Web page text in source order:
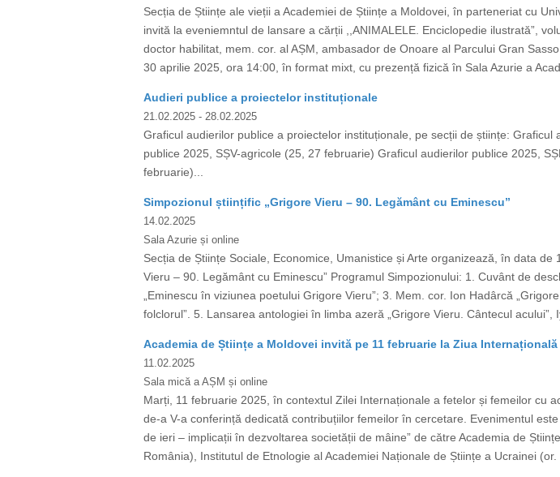
Secția de Științe ale vieții a Academiei de Științe a Moldovei, în parteneriat cu
invită la eveniemntul de lansare a cărții ,,ANIMALELE. Enciclopedie ilustrată”,
doctor habilitat, mem. cor. al AȘM, ambasador de Onoare al Parcului Gran
30 aprilie 2025, ora 14:00, în format mixt, cu prezență fizică în Sala Azurie a
Audieri publice a proiectelor instituționale
21.02.2025 - 28.02.2025
Graficul audierilor publice a proiectelor instituționale, pe secții de științe:
publice 2025, SȘV-agricole (25, 27 februarie) Graficul audierilor publice 2025,
februarie)...
Simpozionul științific „Grigore Vieru – 90. Legământ cu Eminescu”
14.02.2025
Sala Azurie și online
Secția de Științe Sociale, Economice, Umanistice și Arte organizează, în data
Vieru – 90. Legământ cu Eminescu” Programul Simpozionului: 1. Cuvânt de
„Eminescu în viziunea poetului Grigore Vieru”; 3. Mem. cor. Ion Hadârcă
folclorul”. 5. Lansarea antologiei în limba azeră „Grigore Vieru. Cântecul
Academia de Științe a Moldovei invită pe 11 februarie la Ziua
11.02.2025
Sala mică a AȘM și online
Marți, 11 februarie 2025, în contextul Zilei Internaționale a fetelor și femeilor cu
de-a V-a conferință dedicată contribuțiilor femeilor în cercetare. Evenimentul
de ieri – implicații în dezvoltarea societății de mâine” de către Academia de
România), Institutul de Etnologie al Academiei Naționale de Științe a Ucrainei (or.